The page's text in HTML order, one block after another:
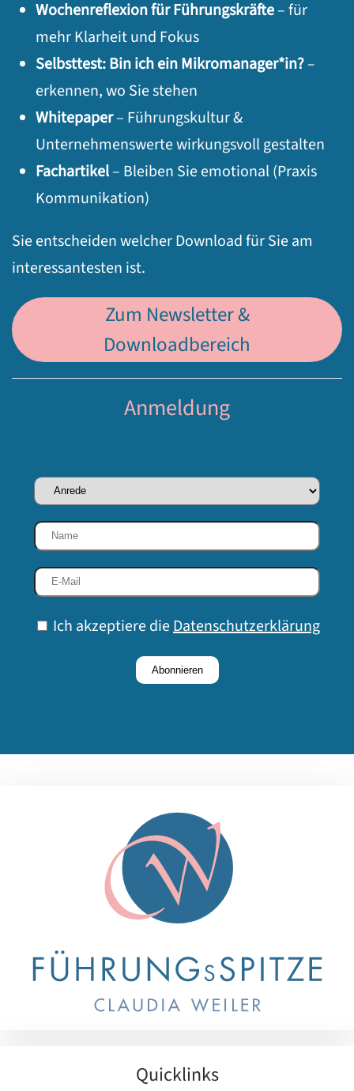
Wochenreflexion für Führungskräfte– für
mehr Klarheit und Fokus
Selbsttest: Bin ich ein Mikromanager*in?–
erkennen, wo Sie stehen
Whitepaper– Führungskultur &
Unternehmenswerte wirkungsvoll gestalten
Fachartikel– Bleiben Sie emotional (Praxis
Kommunikation)
Sie entscheiden welcher Download für Sie am
interessantesten ist.
Zum Newsletter &
Downloadbereich
Anmeldung
Ich akzeptiere dieDatenschutzerklärung
Abonnieren
Quicklinks